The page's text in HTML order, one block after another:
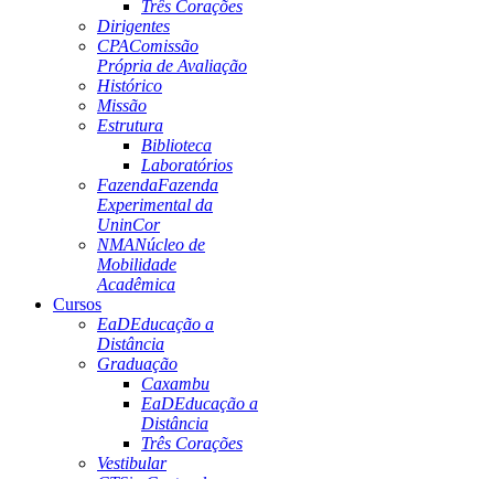
Três Corações
Dirigentes
CPAComissão
Própria de Avaliação
Histórico
Missão
Estrutura
Biblioteca
Laboratórios
FazendaFazenda
Experimental da
UninCor
NMANúcleo de
Mobilidade
Acadêmica
Cursos
EaDEducação a
Distância
Graduação
Caxambu
EaDEducação a
Distância
Três Corações
Vestibular